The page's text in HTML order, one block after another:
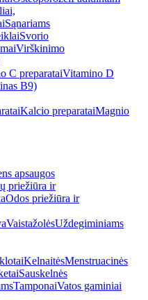
Sąnariams
Svorio
Virškinimo
C preparataiVitamino D
B9)
Kalcio preparataiMagnio
apsaugos
priežiūra ir
Odos priežiūra ir
VaistažolėsUždegiminiams
KelnaitėsMenstruacinės
Sauskelnės
TamponaiVatos gaminiai